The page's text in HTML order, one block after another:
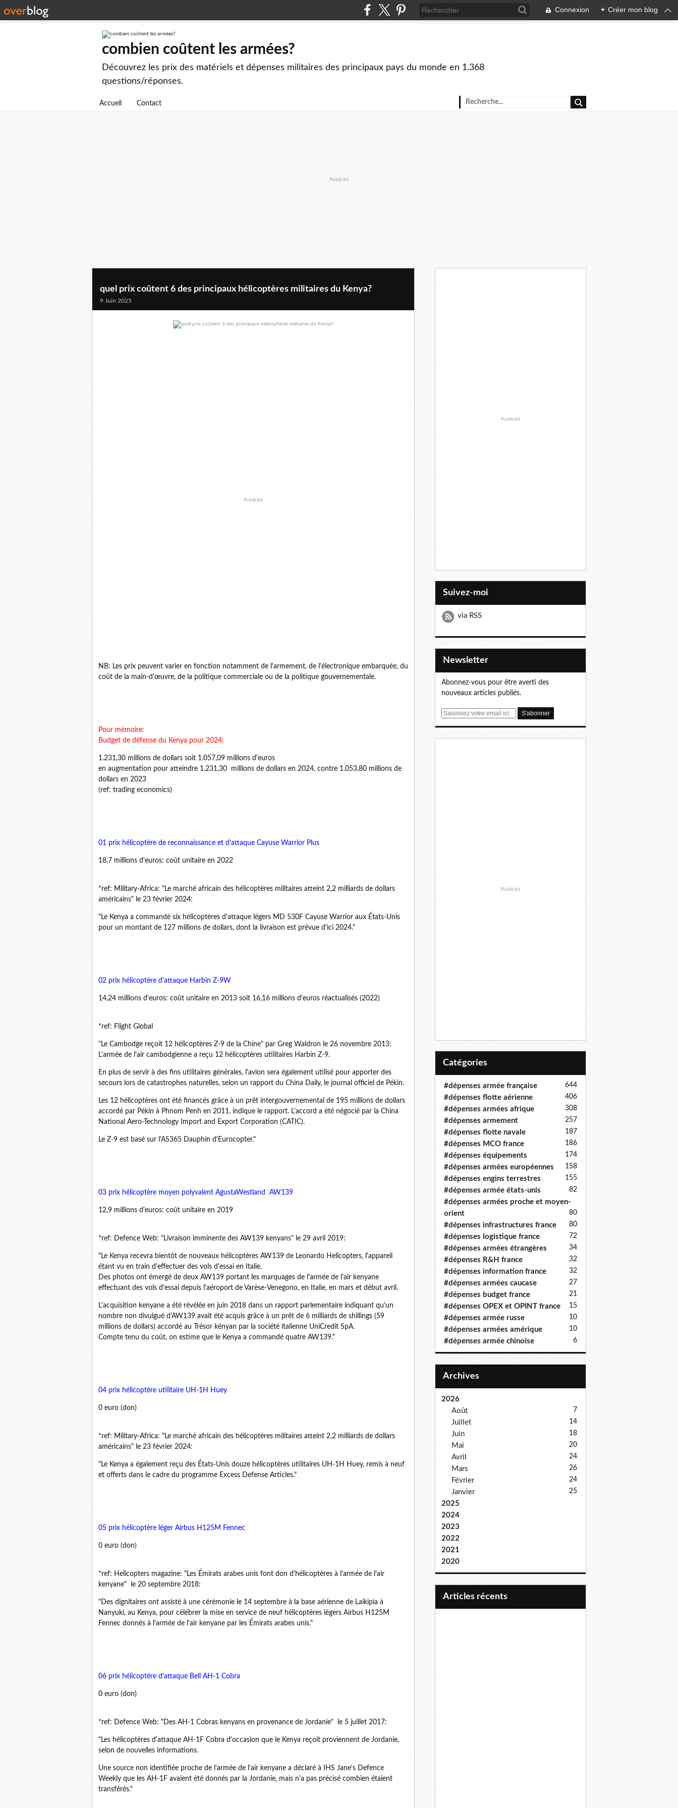
Connexion + Créer mon blog
combien coûtent les armées?
Découvrez les prix des matériels et dépenses militaires des principaux pays du monde en 1.368
questions/réponses.
Accueil Contact
Publicité
quel prix coûtent 6 des principaux hélicoptères militaires du Kenya?
9 Juin 2025
Publicité
NB: Les prix peuvent varier en fonction notamment de l'armement, de l'électronique embarquée, du
coût de la main-d'œuvre, de la politique commerciale ou de la politique gouvernementale.
Pour mémoire:
Budget de défense du Kenya pour 2024:
1.231,30 millions de dollars soit 1.057,09 millions d'euros
en augmentation pour atteindre 1.231,30 millions de dollars en 2024, contre 1.053,80 millions de
dollars en 2023
(ref: trading economics)
01 prix hélicoptère de reconnaissance et d’attaque Cayuse Warrior Plus
18,7 millions d'euros: coût unitaire en 2022
*ref: Military-Africa: "Le marché africain des hélicoptères militaires atteint 2,2 milliards de dollars
américains" le 23 février 2024:
"Le Kenya a commandé six hélicoptères d'attaque légers MD 530F Cayuse Warrior aux États-Unis
pour un montant de 127 millions de dollars, dont la livraison est prévue d'ici 2024."
02 prix hélicoptère d'attaque Harbin Z-9W
14,24 millions d'euros: coût unitaire en 2013 soit 16,16 millions d'euros réactualisés (2022)
*ref: Flight Global
"Le Cambodge reçoit 12 hélicoptères Z-9 de la Chine" par Greg Waldron le 26 novembre 2013:
L'armée de l'air cambodgienne a reçu 12 hélicoptères utilitaires Harbin Z-9.
En plus de servir à des fins utilitaires générales, l'avion sera également utilisé pour apporter des
secours lors de catastrophes naturelles, selon un rapport du China Daily, le journal officiel de Pékin.
Les 12 hélicoptères ont été financés grâce à un prêt intergouvernemental de 195 millions de dollars
accordé par Pékin à Phnom Penh en 2011, indique le rapport. L'accord a été négocié par la China
National Aero-Technology Import and Export Corporation (CATIC).
Le Z-9 est basé sur l'AS365 Dauphin d'Eurocopter."
03 prix hélicoptère moyen polyvalent AgustaWestland AW139
12,9 millions d'euros: coût unitaire en 2019
*ref: Defence Web: "Livraison imminente des AW139 kenyans" le 29 avril 2019:
"Le Kenya recevra bientôt de nouveaux hélicoptères AW139 de Leonardo Helicopters, l'appareil
étant vu en train d'effectuer des vols d'essai en Italie.
Des photos ont émergé de deux AW139 portant les marquages ​​de l'armée de l'air kenyane
effectuant des vols d'essai depuis l'aéroport de Varèse-Venegono, en Italie, en mars et début avril.
L'acquisition kenyane a été révélée en juin 2018 dans un rapport parlementaire indiquant qu'un
nombre non divulgué d'AW139 avait été acquis grâce à un prêt de 6 milliards de shillings (59
millions de dollars) accordé au Trésor kényan par la société italienne UniCredit SpA.
Compte tenu du coût, on estime que le Kenya a commandé quatre AW139."
04 prix hélicoptère utilitaire UH-1H Huey
0 euro (don)
*ref: Military-Africa: "Le marché africain des hélicoptères militaires atteint 2,2 milliards de dollars
américains" le 23 février 2024:
"Le Kenya a également reçu des États-Unis douze hélicoptères utilitaires UH-1H Huey, remis à neuf
et offerts dans le cadre du programme Excess Defense Articles."
05 prix hélicoptère léger Airbus H125M Fennec
0 euro (don)
*ref: Helicopters magazine: "Les Émirats arabes unis font don d'hélicoptères à l'armée de l'air
kenyane" le 20 septembre 2018:
"Des dignitaires ont assisté à une cérémonie le 14 septembre à la base aérienne de Laikipia à
Nanyuki, au Kenya, pour célébrer la mise en service de neuf hélicoptères légers Airbus H125M
Fennec donnés à l'armée de l'air kenyane par les Émirats arabes unis."
06 prix hélicoptère d'attaque Bell AH-1 Cobra
0 euro (don)
*ref: Defence Web: "Des AH-1 Cobras kenyans en provenance de Jordanie" le 5 juillet 2017:
"Les hélicoptères d'attaque AH-1F Cobra d'occasion que le Kenya reçoit proviennent de Jordanie,
selon de nouvelles informations.
Une source non identifiée proche de l'armée de l'air kenyane a déclaré à IHS Jane's Defence
Weekly que les AH-1F avaient été donnés par la Jordanie, mais n'a pas précisé combien étaient
transférés."
Publicité
Suivez-moi
via RSS
Newsletter
Abonnez-vous pour être averti des
nouveaux articles publiés.
E
Publicité
Catégories
#dépenses armée française 644
#dépenses flotte aérienne 406
#dépenses armées afrique 308
#dépenses armement 257
#dépenses flotte navale 187
#dépenses MCO france 186
#dépenses équipements 174
#dépenses armées européennes 158
#dépenses engins terrestres 155
#dépenses armée états-unis 82
#dépenses armées proche et moyen-
orient
80
#dépenses infrastructures france 80
#dépenses logistique france 72
#dépenses armées étrangères 34
#dépenses R&H france 32
#dépenses information france 32
#dépenses armées caucase 27
#dépenses budget france 21
#dépenses OPEX et OPINT france 15
#dépenses armée russe 10
#dépenses armées amérique 10
#dépenses armée chinoise 6
Archives
2026
Août
7
Juillet 14
Juin 18
Mai 20
Avril 24
Mars 26
Février 24
Janvier 25
2025
2024
2023
2022
2021
2020
articles récents